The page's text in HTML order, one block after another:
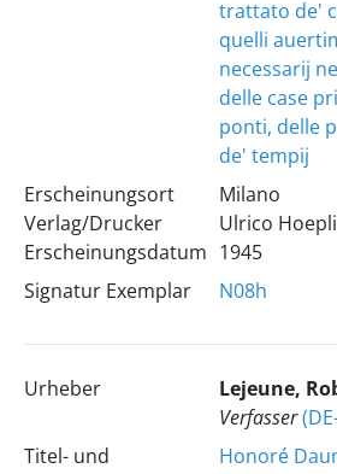
trattato de'
quelli
necessarij
delle case
ponti, delle
de' tempij
Erscheinungsort
Verlag/Drucker
Erscheinungsdatum
Milano
Ulrico
1945
Signatur Exemplar
N08h
Urheber Lejeune,
Verfasser
Titel- und
Honoré